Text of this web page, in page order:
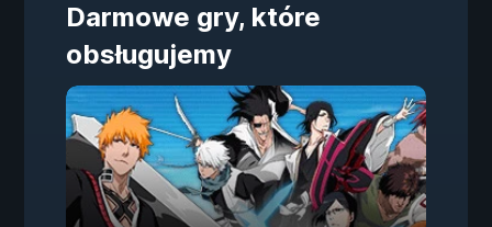
Darmowe gry, które
obsługujemy